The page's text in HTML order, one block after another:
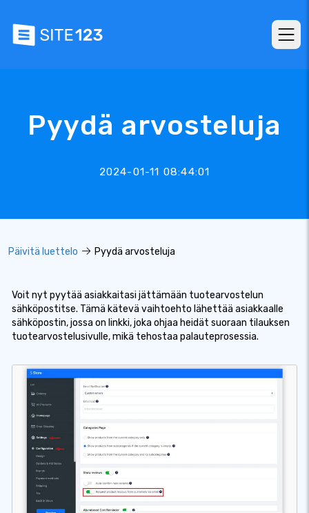
Pyydä arvosteluja
2024-01-11 08:44:01
Päivitä luettelo Pyydä arvosteluja
Voit nyt pyytää asiakkaitasi jättämään tuotearvostelun
sähköpostitse. Tämä kätevä vaihtoehto lähettää asiakkaalle
sähköpostin, jossa on linkki, joka ohjaa heidät suoraan tilauksen
tuotearvostelusivulle, mikä tehostaa palauteprosessia.